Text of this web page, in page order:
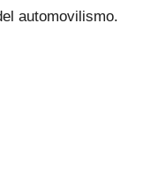
automovilismo.